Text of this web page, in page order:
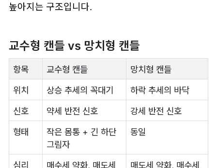
높아지는 구조입니다.
교수형 캔들 vs 망치형 캔들
항목 교수형 캔들 망치형 캔들
위치 상승 추세의 꼭대기 하락 추세의 바닥
신호 약세 반전 신호 강세 반전 신호
형태
작은 몸통 + 긴 하단
그림자
동일
심리
매수세 약화, 매도세
매도세 약화, 매수세